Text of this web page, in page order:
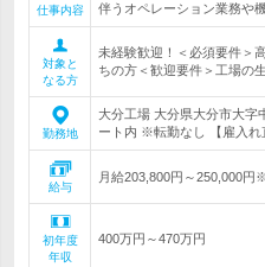
仕事内容
伴うオペレーション業務や
対象と
なる方
未経験歓迎！＜必須要件＞
ちの方＜歓迎要件＞工場の
勤務地
大分工場 大分県大分市大
ート内 ※転勤なし 【雇入れ
給与
月給203,800円～250,000円
初年度
年収
400万円～470万円